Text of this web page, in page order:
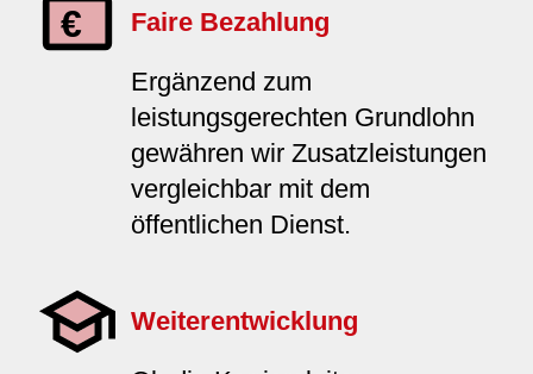
Faire Bezahlung
Ergänzend zum
leistungsgerechten Grundlohn
gewähren wir Zusatzleistungen
vergleichbar mit dem
öffentlichen Dienst.
Weiterentwicklung